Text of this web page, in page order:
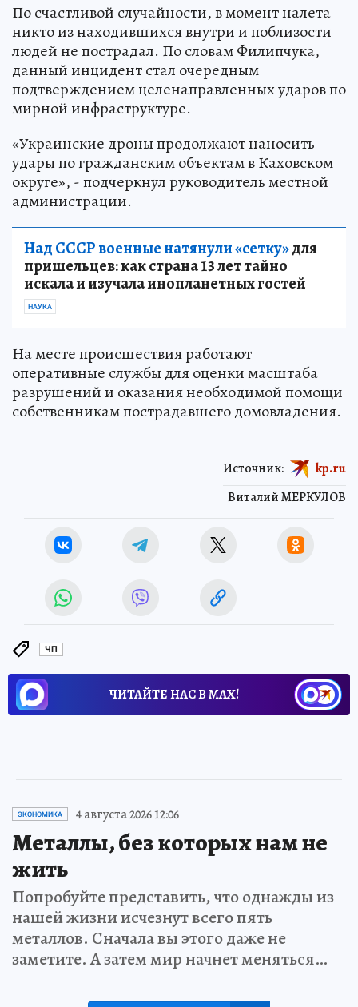
По счастливой случайности, в момент налета
никто из находившихся внутри и поблизости
людей не пострадал. По словам Филипчука,
данный инцидент стал очередным
подтверждением целенаправленных ударов по
мирной инфраструктуре.
«Украинские дроны продолжают наносить
удары по гражданским объектам в Каховском
округе», - подчеркнул руководитель местной
администрации.
Над СССР военные натянули «сетку»для
пришельцев: как страна 13 лет тайно
искала и изучала инопланетных гостей
НАУКА
На месте происшествия работают
оперативные службы для оценки масштаба
разрушений и оказания необходимой помощи
собственникам пострадавшего домовладения.
Виталий МЕРКУЛОВ
Источник: kp.ru
ЧП
ЧИТАЙТЕ НАС В МАХ!
ЭКОНОМИКА 4 августа 2026 12:06
Металлы, без которых нам не
жить
Попробуйте представить, что однажды из
нашей жизни исчезнут всего пять
металлов. Сначала вы этого даже не
заметите. А затем мир начнет меняться…